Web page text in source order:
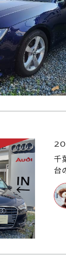
千
台